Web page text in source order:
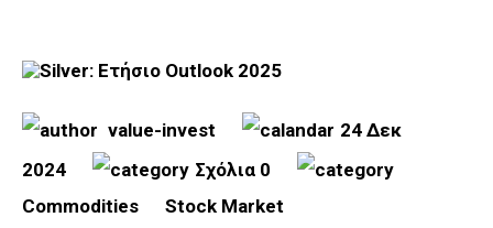
value-invest
24 Δεκ
2024
Σχόλια 0
Commodities
Stock Market